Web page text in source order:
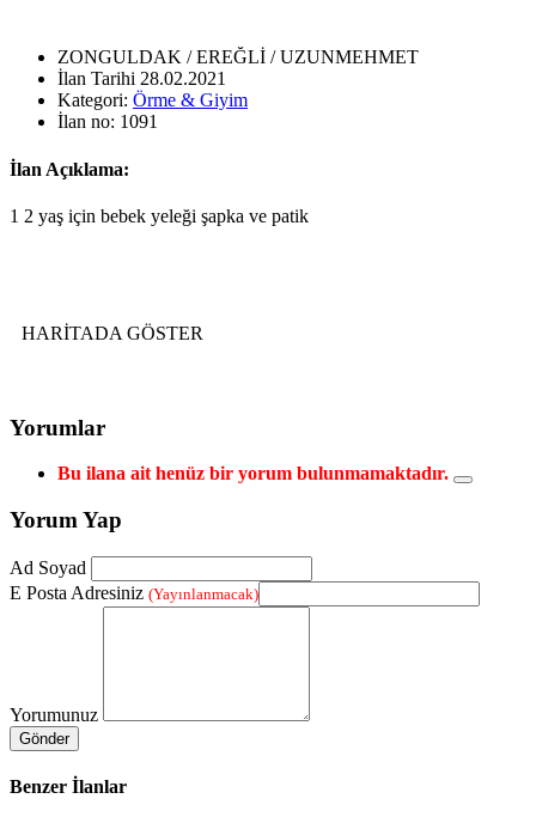
ZONGULDAK / EREĞLİ / UZUNMEHMET
İlan Tarihi 28.02.2021
Kategori: Örme & Giyim
İlan no: 1091
İlan Açıklama:
1 2 yaş için bebek yeleği şapka ve patik
HARİTADA GÖSTER
Yorumlar
Bu ilana ait henüz bir yorum bulunmamaktadır.
Yorum Yap
Ad Soyad
E Posta Adresiniz (Yayınlanmacak)
Yorumunuz
Gönder
Benzer İlanlar